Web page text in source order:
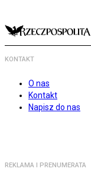
KONTAKT
O nas
Kontakt
Napisz do nas
REKLAMA I PRENUMERATA